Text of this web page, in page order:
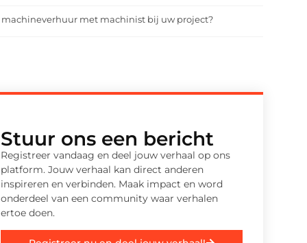
machineverhuur met machinist bij uw project?
Stuur ons een bericht
Registreer vandaag en deel jouw verhaal op ons
platform. Jouw verhaal kan direct anderen
inspireren en verbinden. Maak impact en word
onderdeel van een community waar verhalen
ertoe doen.